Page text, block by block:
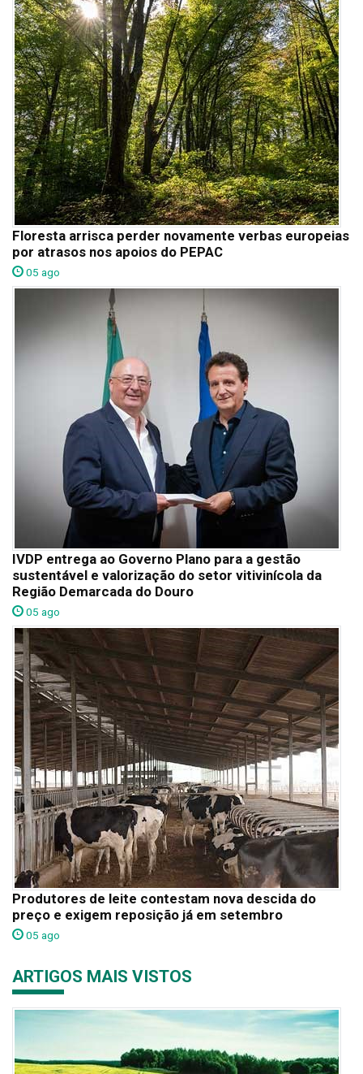
Floresta arrisca perder novamente verbas europeias
por atrasos nos apoios do PEPAC
05 ago
IVDP entrega ao Governo Plano para a gestão
sustentável e valorização do setor vitivinícola da
Região Demarcada do Douro
05 ago
Produtores de leite contestam nova descida do
preço e exigem reposição já em setembro
05 ago
ARTIGOS MAIS VISTOS